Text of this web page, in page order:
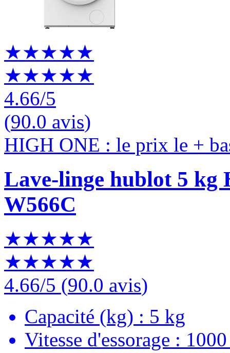
★★★★★
★★★★★
4.66/5
(90.0 avis)
HIGH ONE : le prix le +
Lave-linge hublot 5 kg
W566C
★★★★★
★★★★★
4.66/5 (90.0 avis)
Capacité (kg) : 5 kg
Vitesse d'essorage :